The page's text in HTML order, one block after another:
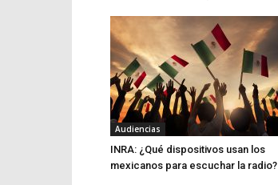
Audiencias
INRA: ¿Qué dispositivos usan los
mexicanos para escuchar la radio?